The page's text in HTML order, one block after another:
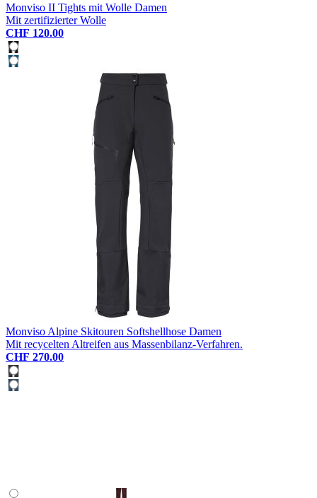
Monviso II Tights mit Wolle Damen
Mit zertifizierter Wolle
CHF 120.00
Monviso Alpine Skitouren Softshellhose Damen
Mit recycelten Altreifen aus Massenbilanz-Verfahren.
CHF 270.00